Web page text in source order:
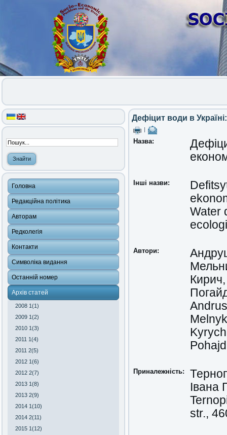
Головна
Редакційна політика
Авторам
Редколегія
Контакти
Символіка видання
Останній номер
Архів статей
2008 1(1)
2009 1(2)
2010 1(3)
2011 1(4)
2011 2(5)
2012 1(6)
2012 2(7)
2013 1(8)
2013 2(9)
2014 1(10)
2014 2(11)
2015 1(12)
Дефіцит води в
Назва:
Інші назви:
Water
Автори:
Приналежність:
Івана
str.,